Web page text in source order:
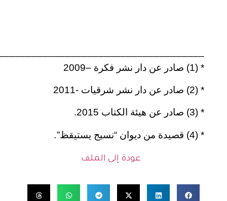
* (1) صادر عن دار نشر فكرة –2009
* (2) صادر عن دار نشر شرقيات -2011
* (3) صادر عن هيئة الكتاب 2015.
* (4) قصيدة من ديوان “نسيج يستيقظ” .
عودة إلى الملف